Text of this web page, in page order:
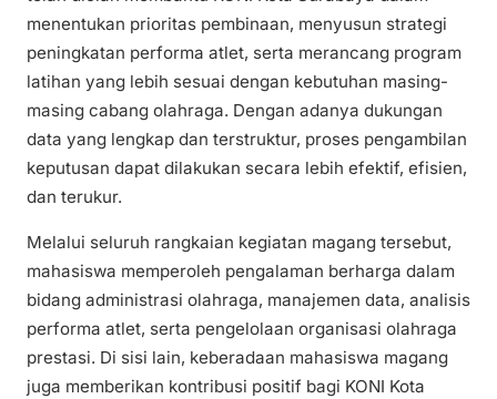
menentukan prioritas pembinaan, menyusun strategi
peningkatan performa atlet, serta merancang program
latihan yang lebih sesuai dengan kebutuhan masing-
masing cabang olahraga. Dengan adanya dukungan
data yang lengkap dan terstruktur, proses pengambilan
keputusan dapat dilakukan secara lebih efektif, efisien,
dan terukur.
Melalui seluruh rangkaian kegiatan magang tersebut,
mahasiswa memperoleh pengalaman berharga dalam
bidang administrasi olahraga, manajemen data, analisis
performa atlet, serta pengelolaan organisasi olahraga
prestasi. Di sisi lain, keberadaan mahasiswa magang
juga memberikan kontribusi positif bagi KONI Kota